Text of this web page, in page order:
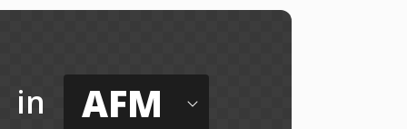
in AFM